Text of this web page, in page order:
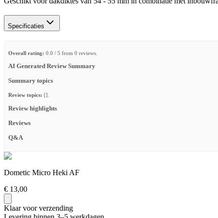
Specificaties
Overall rating: 0.0 / 5 from 0 reviews.
AI Generated Review Summary
Summary topics
Review topics: [].
Review highlights
Reviews
Q&A
Dometic Micro Heki AF
€ 13,00
Klaar voor verzending